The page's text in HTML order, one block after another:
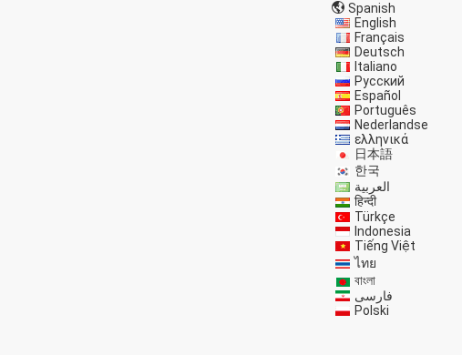
Spanish
English
Français
Deutsch
Italiano
Русский
Español
Português
Nederlandse
ελληνικά
日本語
한국
العربية
हिन्दी
Türkçe
Indonesia
Tiếng Việt
ไทย
বাংলা
فارسی
Polski